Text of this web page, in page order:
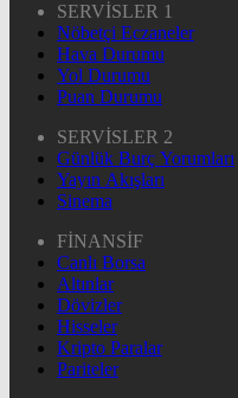
SERVİSLER 1
Nöbetçi Eczaneler
Hava Durumu
Yol Durumu
Puan Durumu
SERVİSLER 2
Günlük Burç Yorumları
Yayın Akışları
Sinema
FİNANSİF
Canlı Borsa
Altınlar
Dövizler
Hisseler
Kripto Paralar
Pariteler